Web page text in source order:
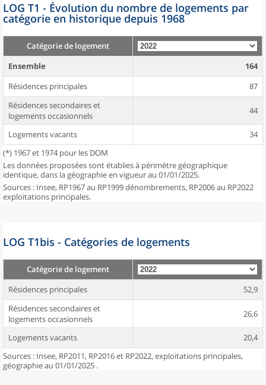
LOG T1 - Évolution du nombre de logements par
catégorie en historique depuis 1968
Catégorie de logement
Ensemble
164
Résidences principales
87
Résidences secondaires et
logements occasionnels
44
Logements vacants
34
(*) 1967 et 1974 pour les DOM
Les données proposées sont établies à périmètre géographique
identique, dans la géographie en vigueur au 01/01/2025.
Sources : Insee, RP1967 au RP1999 dénombrements, RP2006 au RP2022
exploitations principales.
LOG T1bis - Catégories de logements
Catégorie de logement
Résidences principales
52,9
Résidences secondaires et
logements occasionnels
26,6
Logements vacants
20,4
Sources : Insee, RP2011, RP2016 et RP2022, exploitations principales,
géographie au 01/01/2025 .